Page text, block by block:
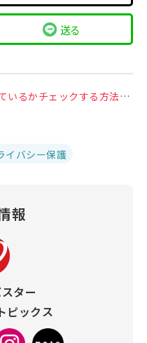
送る
方法は？漏えいした場合の被害や対処法も紹介
イバシー保護
報
ター
ピックス